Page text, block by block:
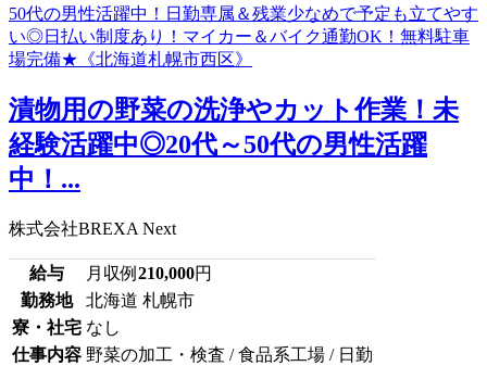
漬物用の野菜の洗浄やカット作業！未
経験活躍中◎20代～50代の男性活躍
中！...
株式会社BREXA Next
給与 月収例 210,000円
勤務地
北海道 札幌市
寮・社宅 なし
仕事内容 野菜の加工・検査 / 食品系工場 / 日勤